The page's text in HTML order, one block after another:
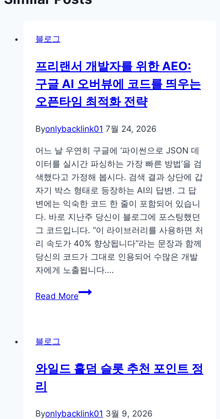
블로그
프리랜서 개발자를 위한 AEO:
구글 AI 오버뷰에 코드를 띄우는
오픈타임 최적화 전략
Byonlybacklink01 7월 24, 2026
어느 날 우연히 구글에 ‘파이썬으로 JSON 데
이터를 실시간 파싱하는 가장 빠른 방법’을 검
색했다고 가정해 봅시다. 검색 결과 상단에 갑
자기 박스 형태로 등장하는 AI의 답변. 그 답
변에는 익숙한 코드 한 줄이 포함되어 있습니
다. 바로 지난주 당신이 블로그에 포스팅했던
그 코드입니다. “이 라이브러리를 사용하면 처
리 속도가 40% 향상됩니다”라는 문장과 함께
당신의 코드가 그대로 인용되어 수많은 개발
자에게 노출됩니다….
Read More프
자
한
블로그
와일드 홀덤 슬롯 추천 포인트 정
리
Byonlybacklink01 3월 9, 2026